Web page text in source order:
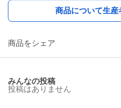
商品について生産
商品をシェア
みんなの投稿
投稿はありません